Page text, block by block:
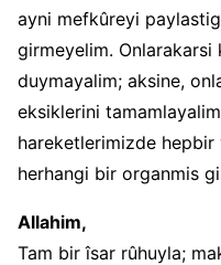
ayni mefkûreyi
girmeyelim. Onlarakarsi
duymayalim; aksine,
eksiklerini
hareketlerimizde
herhangi bir organmis
Allahim,
Tam bir îsar rûhuyla;